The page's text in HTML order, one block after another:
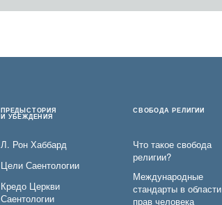
ПРЕДЫСТОРИЯ
И УБЕЖДЕНИЯ
Л. Рон Хаббард
Цели Саентологии
Кредо Церкви
Саентологии
СВОБОДА РЕЛИГИИ
Что такое свобода
религии?
Международные
стандарты в области
прав человека